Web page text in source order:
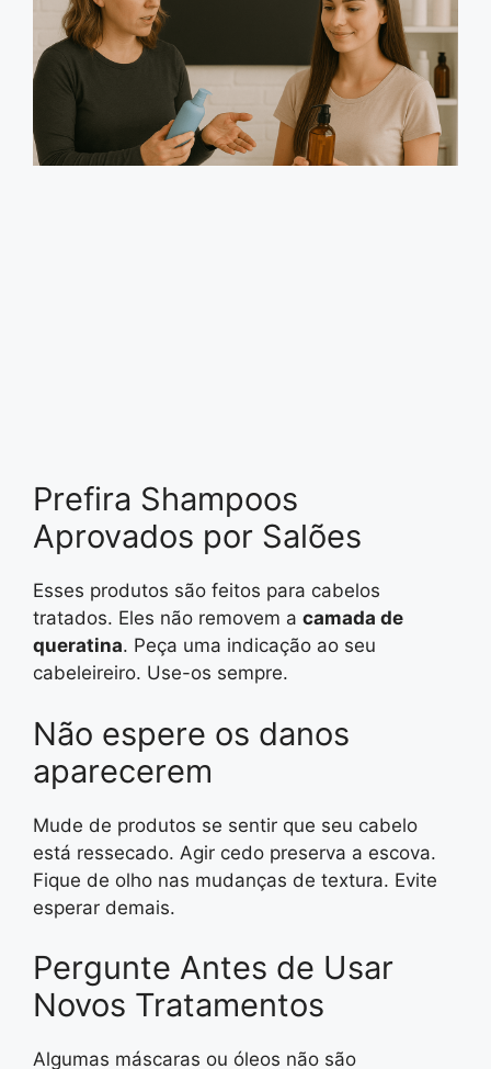
Prefira Shampoos
Aprovados por Salões
Esses produtos são feitos para cabelos
tratados. Eles não removem a camada de
queratina. Peça uma indicação ao seu
cabeleireiro. Use-os sempre.
Não espere os danos
aparecerem
Mude de produtos se sentir que seu cabelo
está ressecado. Agir cedo preserva a escova.
Fique de olho nas mudanças de textura. Evite
esperar demais.
Pergunte Antes de Usar
Novos Tratamentos
Algumas máscaras ou óleos não são